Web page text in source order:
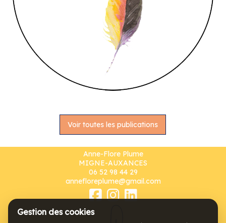
Voir toutes les publications
Anne-Flore Plume
MIGNE-AUXANCES
06 52 98 44 29
annefloreplume@gmail.com
Gestion des cookies